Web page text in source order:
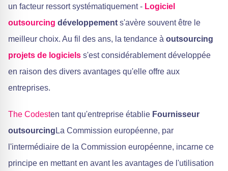
un facteur ressort systématiquement - Logiciel
outsourcing développement s'avère souvent être le
meilleur choix. Au fil des ans, la tendance à outsourcing
projets de logiciels s'est considérablement développée
en raison des divers avantages qu'elle offre aux
entreprises.
The Codesten tant qu'entreprise établie Fournisseur
outsourcing La Commission européenne, par
l'intermédiaire de la Commission européenne, incarne ce
principe en mettant en avant les avantages de l'utilisation